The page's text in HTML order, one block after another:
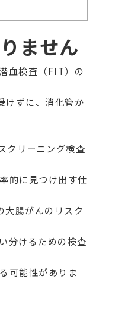
ません
血検査（FIT）の
けずに、消化管か
クリーニング検査
的に見つけ出す仕
腸がんのリスク
分ける ための検査
可能性がありま